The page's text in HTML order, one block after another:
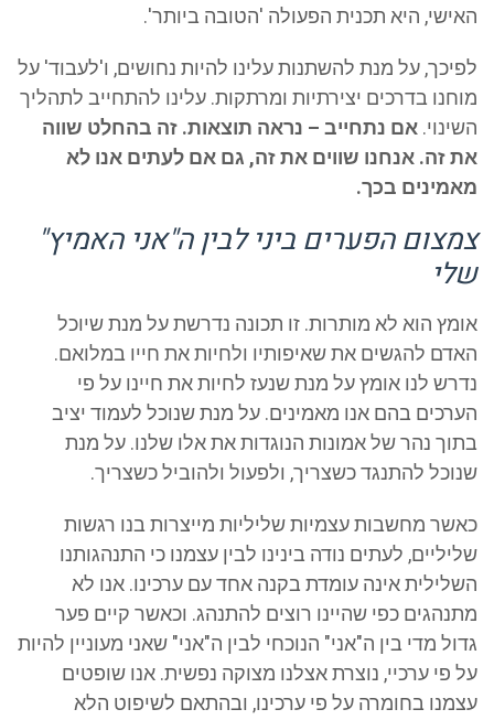
האישי, היא תכנית הפעולה 'הטובה ביותר'.
לפיכך, על מנת להשתנות עלינו להיות נחושים, ו'לעבוד' על
מוחנו בדרכים יצירתיות ומרתקות. עלינו להתחייב לתהליך
השינוי. אם נתחייב – נראה תוצאות. זה בהחלט שווה
את זה. אנחנו שווים את זה, גם אם לעתים אנו לא
מאמינים בכך.
צמצום הפערים ביני לבין ה"אני האמיץ"
שלי
אומץ הוא לא מותרות. זו תכונה נדרשת על מנת שיוכל
האדם להגשים את שאיפותיו ולחיות את חייו במלואם.
נדרש לנו אומץ על מנת שנעז לחיות את חיינו על פי
הערכים בהם אנו מאמינים. על מנת שנוכל לעמוד יציב
בתוך נהר של אמונות הנוגדות את אלו שלנו. על מנת
שנוכל להתנגד כשצריך, ולפעול ולהוביל כשצריך.
כאשר מחשבות עצמיות שליליות מייצרות בנו רגשות
שליליים, לעתים נודה בינינו לבין עצמנו כי התנהגותנו
השלילית אינה עומדת בקנה אחד עם ערכינו. אנו לא
מתנהגים כפי שהיינו רוצים להתנהג. וכאשר קיים פער
גדול מדי בין ה"אני" הנוכחי לבין ה"אני" שאני מעוניין להיות
על פי ערכיי, נוצרת אצלנו מצוקה נפשית. אנו שופטים
עצמנו בחומרה על פי ערכינו, ובהתאם לשיפוט הלא